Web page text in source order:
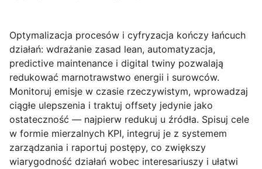
Optymalizacja procesów i cyfryzacja kończy łańcuch
działań: wdrażanie zasad lean, automatyzacja,
predictive maintenance i digital twiny pozwalają
redukować marnotrawstwo energii i surowców.
Monitoruj emisje w czasie rzeczywistym, wprowadzaj
ciągłe ulepszenia i traktuj offsety jedynie jako
ostateczność — najpierw redukuj u źródła. Spisuj cele
w formie mierzalnych KPI, integruj je z systemem
zarządzania i raportuj postępy, co zwiększy
wiarygodność działań wobec interesariuszy i ułatwi